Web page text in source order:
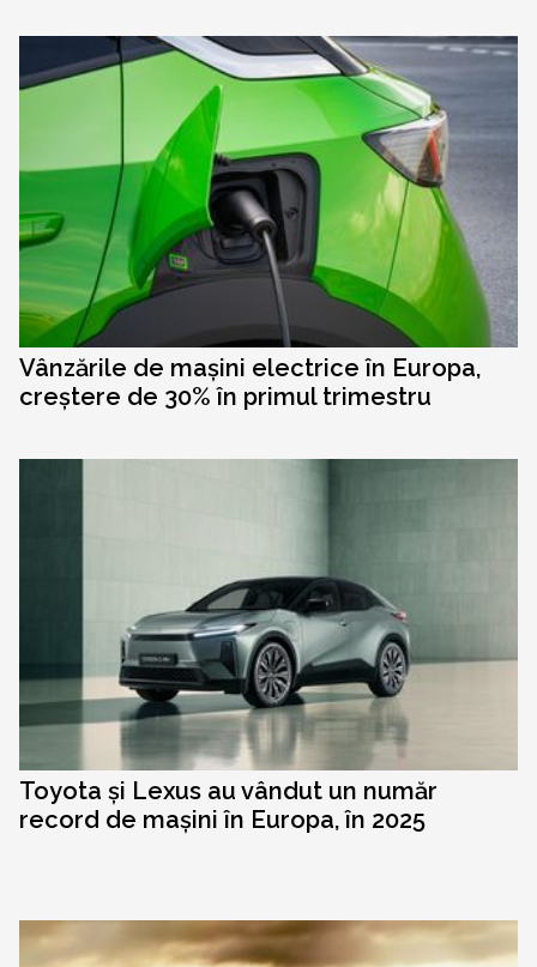
Vânzările de mașini electrice în Europa,
creștere de 30% în primul trimestru
Toyota și Lexus au vândut un număr
record de mașini în Europa, în 2025